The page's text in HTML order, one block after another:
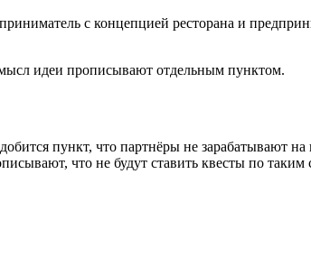
с концепцией ресторана и
идеи прописывают отдельным пунктом.
пункт, что партнёры не зарабатывают
что не будут ставить квесты по таким